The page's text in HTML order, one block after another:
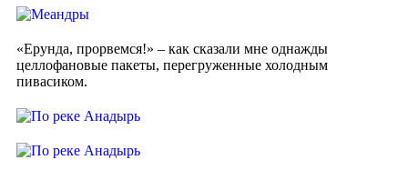
«Ерунда, прорвемся!» – как сказали мне однажды
целлофановые пакеты, перегруженные холодным
пивасиком.